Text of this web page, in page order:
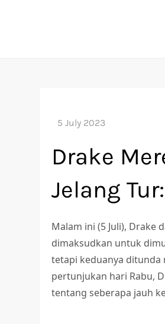
Drake
Jelang
Malam ini (5 Juli), Drake
dimaksudkan untuk
tetapi keduanya ditunda
pertunjukan hari Rabu,
tentang seberapa jauh